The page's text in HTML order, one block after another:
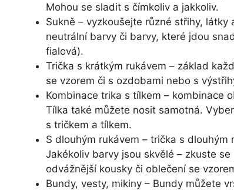
Mohou se sladit s čímkoliv a jakkoliv.
Sukně – vyzkoušejte různé střihy,
neutrální barvy či barvy, které jdou
fialová).
Trička s krátkým rukávem – základ
se vzorem či s ozdobami nebo s
Kombinace trika s tílkem – kombinace
Tílka také můžete nosit samotná.
s tričkem a tílkem.
S dlouhým rukávem – trička s
Jakékoliv barvy jsou skvělé – zkuste
odvážnější kousky či oblečení se
Bundy, vesty, mikiny – Bundy můžete